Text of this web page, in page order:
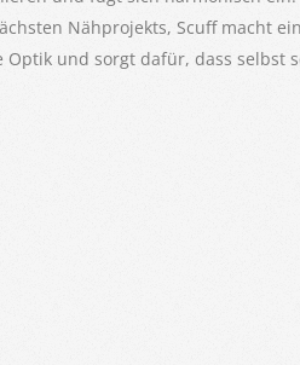
Nähprojekts, Scuff macht
Optik und sorgt dafür, dass selbst